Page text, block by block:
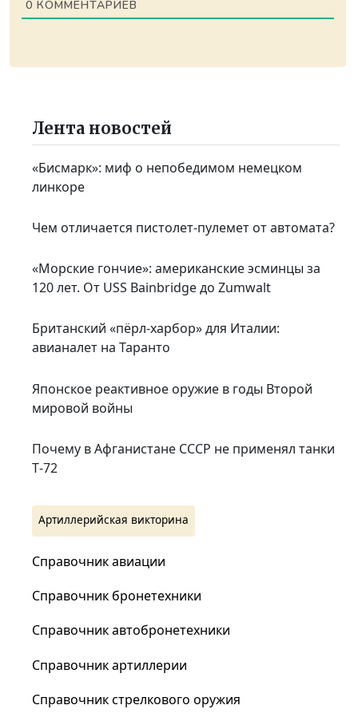
0 КОММЕНТАРИЕВ
Лента новостей
«Бисмарк»: миф о непобедимом немецком
линкоре
Чем отличается пистолет-пулемет от автомата?
«Морские гончие»: американские эсминцы за
120 лет. От USS Bainbridge до Zumwalt
Британский «пёрл-харбор» для Италии:
авианалет на Таранто
Японское реактивное оружие в годы Второй
мировой войны
Почему в Афганистане СССР не применял танки
Т‑72
Артиллерийская викторина
Справочник авиации
Справочник бронетехники
Справочник автобронетехники
Справочник артиллерии
Справочник стрелкового оружия